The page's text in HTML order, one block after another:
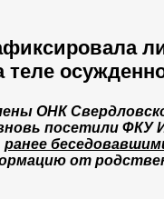
ОНК
посетили ФКУ
ранее
от